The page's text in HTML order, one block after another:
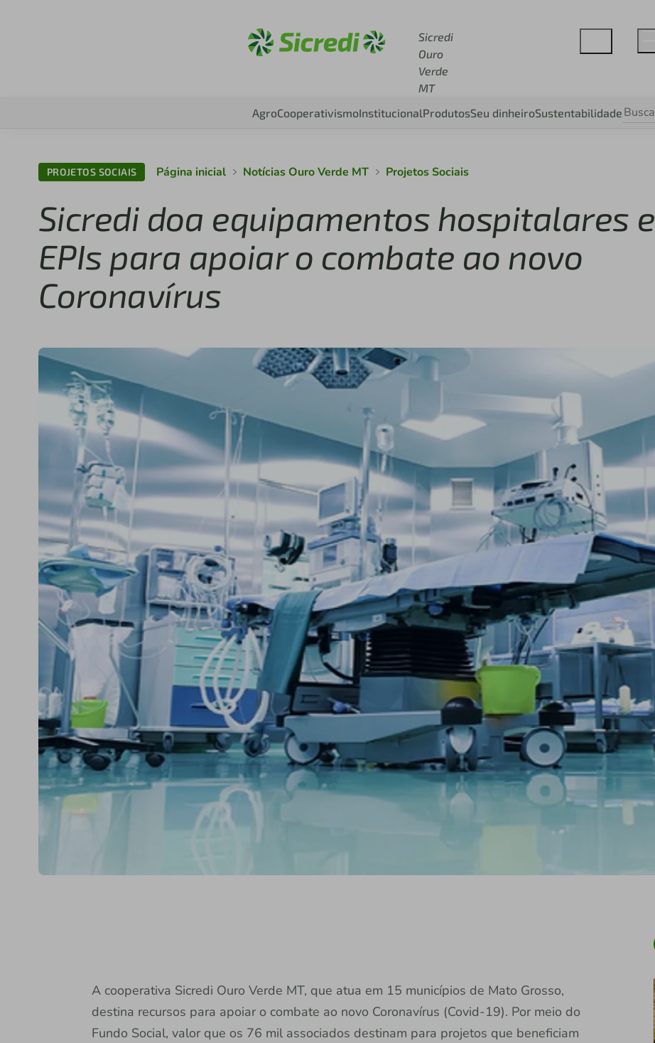
Sicredi
Ouro
Verde
MT
AgroCooperativismoInstitucionalProdutosSeu dinheiroSustentabilidade
PROJETOS SOCIAIS Página inicial Notícias Ouro Verde MT Projetos Sociais
Sicredi doa equipamentos hospitalares e
EPIs para apoiar o combate ao novo
Coronavírus
A cooperativa Sicredi Ouro Verde MT, que atua em 15 municípios de Mato Grosso,
destina recursos para apoiar o combate ao novo Coronavírus (Covid-19). Por meio do
Fundo Social, valor que os 76 mil associados destinam para projetos que beneficiam